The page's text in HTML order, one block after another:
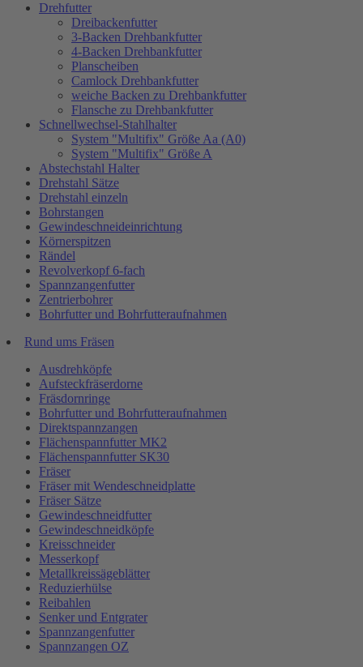
Drehfutter
Dreibackenfutter
3-Backen Drehbankfutter
4-Backen Drehbankfutter
Planscheiben
Camlock Drehbankfutter
weiche Backen zu Drehbankfutter
Flansche zu Drehbankfutter
Schnellwechsel-Stahlhalter
System "Multifix" Größe Aa (A0)
System "Multifix" Größe A
Abstechstahl Halter
Drehstahl Sätze
Drehstahl einzeln
Bohrstangen
Gewindeschneideinrichtung
Körnerspitzen
Rändel
Revolverkopf 6-fach
Spannzangenfutter
Zentrierbohrer
Bohrfutter und Bohrfutteraufnahmen
Rund ums Fräsen
Ausdrehköpfe
Aufsteckfräserdorne
Fräsdornringe
Bohrfutter und Bohrfutteraufnahmen
Direktspannzangen
Flächenspannfutter MK2
Flächenspannfutter SK30
Fräser
Fräser mit Wendeschneidplatte
Fräser Sätze
Gewindeschneidfutter
Gewindeschneidköpfe
Kreisschneider
Messerkopf
Metallkreissägeblätter
Reduzierhülse
Reibahlen
Senker und Entgrater
Spannzangenfutter
Spannzangen OZ